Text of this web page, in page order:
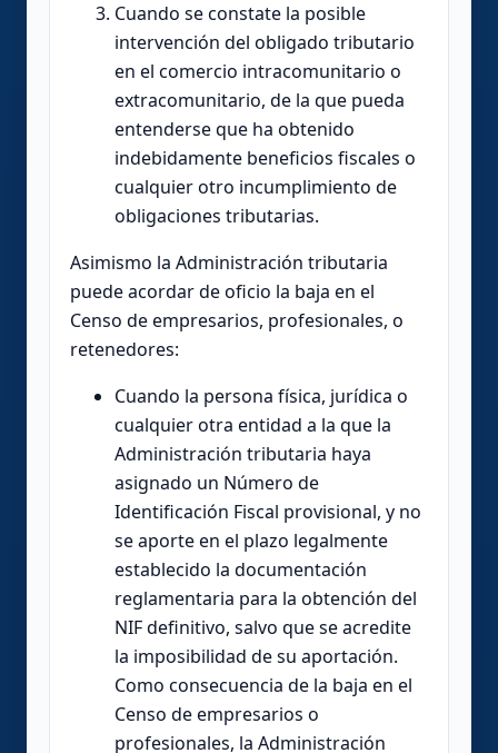
Cuando se constate la posible
intervención del obligado tributario
en el comercio intracomunitario o
extracomunitario, de la que pueda
entenderse que ha obtenido
indebidamente beneficios fiscales o
cualquier otro incumplimiento de
obligaciones tributarias.
Asimismo la Administración tributaria
puede acordar de oficio la baja en el
Censo de empresarios, profesionales, o
retenedores:
Cuando la persona física, jurídica o
cualquier otra entidad a la que la
Administración tributaria haya
asignado un Número de
Identificación Fiscal provisional, y no
se aporte en el plazo legalmente
establecido la documentación
reglamentaria para la obtención del
NIF definitivo, salvo que se acredite
la imposibilidad de su aportación.
Como consecuencia de la baja en el
Censo de empresarios o
profesionales, la Administración